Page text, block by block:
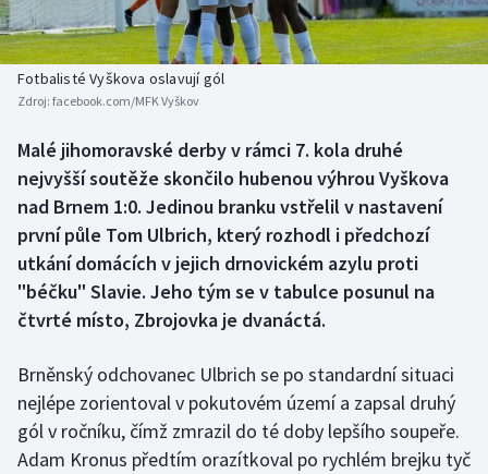
Biatlon
Boby a skeleton
Box
Curling
Dostihy
Florbal
Golf
Gymnastika
Aplikace ČT sport
AZ kvíz
Fotbalisté Vyškova oslavují gól
Zdroj: facebook.com/MFK Vyškov
Malé jihomoravské derby v rámci 7. kola druhé
nejvyšší soutěže skončilo hubenou výhrou Vyškova
nad Brnem 1:0. Jedinou branku vstřelil v nastavení
první půle Tom Ulbrich, který rozhodl i předchozí
utkání domácích v jejich drnovickém azylu proti
"béčku" Slavie. Jeho tým se v tabulce posunul na
čtvrté místo, Zbrojovka je dvanáctá.
Brněnský odchovanec Ulbrich se po standardní situaci
nejlépe zorientoval v pokutovém území a zapsal druhý
gól v ročníku, čímž zmrazil do té doby lepšího soupeře.
Adam Kronus předtím orazítkoval po rychlém brejku tyč